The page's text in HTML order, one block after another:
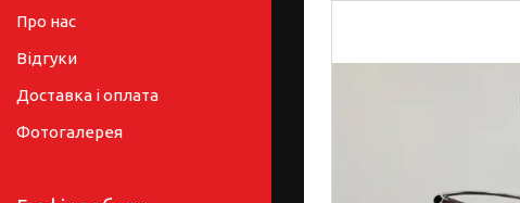
Про нас
Відгуки
Доставка і оплата
Фотогалерея